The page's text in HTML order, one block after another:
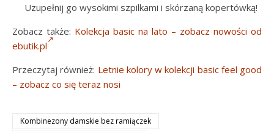
Uzupełnij go wysokimi szpilkami i skórzaną kopertówką!
Zobacz także: Kolekcja basic na lato – zobacz nowości od
ebutik.pl
Przeczytaj również: Letnie kolory w kolekcji basic feel good
– zobacz co się teraz nosi
Kombinezony damskie bez ramiączek